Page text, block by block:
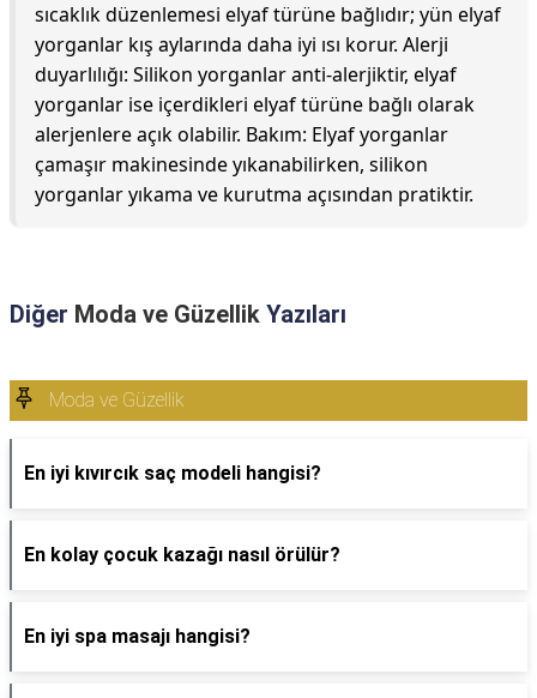
sıcaklık düzenlemesi elyaf türüne bağlıdır; yün elyaf
yorganlar kış aylarında daha iyi ısı korur. Alerji
duyarlılığı: Silikon yorganlar anti-alerjiktir, elyaf
yorganlar ise içerdikleri elyaf türüne bağlı olarak
alerjenlere açık olabilir. Bakım: Elyaf yorganlar
çamaşır makinesinde yıkanabilirken, silikon
yorganlar yıkama ve kurutma açısından pratiktir.
Diğer Moda ve Güzellik Yazıları
Moda ve Güzellik
En iyi kıvırcık saç modeli hangisi?
En kolay çocuk kazağı nasıl örülür?
En iyi spa masajı hangisi?